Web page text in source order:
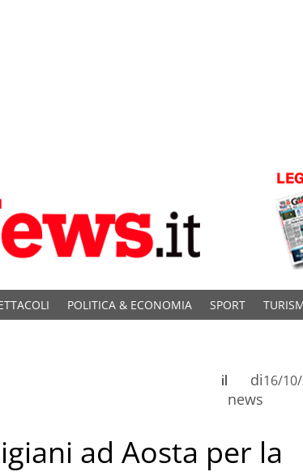
POLITICA & ECONOMIA SPORT
di
news
il 16/
ad Aosta per la